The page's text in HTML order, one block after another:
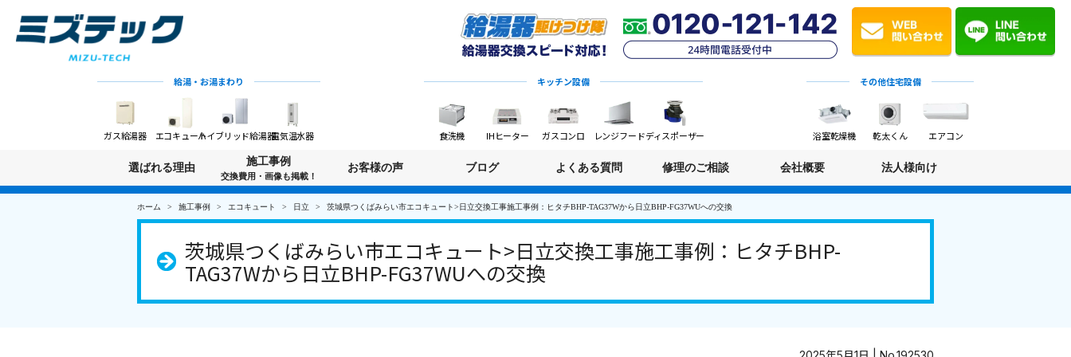
給湯・お湯まわり
ガス給湯器 エコキュートハイブリッド給湯器電気温水器
キッチン設備
食洗機 IHヒーター ガスコンロ レンジフードディスポーザー
その他住宅設備
浴室乾燥機 乾太くん エアコン
選ばれる理由
施工事例
交換費用・画像も掲載！
お客様の声 ブログ よくある質問 修理のご相談 会社概要 法人様向け
ホーム 施工事例 エコキュート 日立 茨城県つくばみらい市エコキュート>日立交換工事施工事例：ヒタチBHP-TAG37Wから日立BHP-FG37WUへの交換
茨城県つくばみらい市エコキュート>日立交換工事施工事例：ヒタチBHP-
TAG37Wから日立BHP-FG37WUへの交換